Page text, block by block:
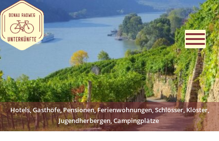
Hotels, Gasthöfe, Pensionen, Ferienwohnungen, Schlösser, Klöster,
Jugendherbergen, Campingplätze